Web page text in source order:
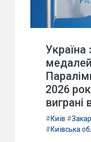
2026
виграні
#Київ #
#Київська